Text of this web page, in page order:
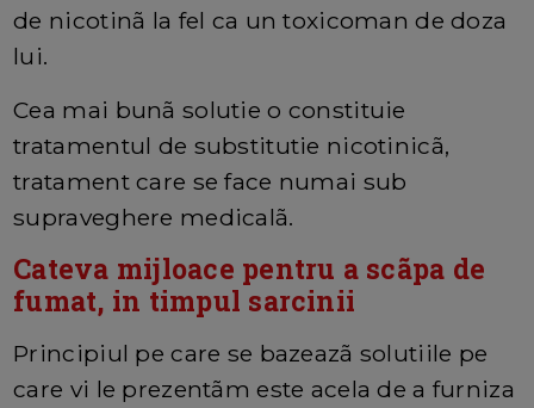
de nicotinã la fel ca un toxicoman de doza
lui.
Cea mai bunã solutie o constituie
tratamentul de substitutie nicotinicã,
tratament care se face numai sub
supraveghere medicalã.
Cateva mijloace pentru a scãpa de
fumat, in timpul sarcinii
Principiul pe care se bazeazã solutiile pe
care vi le prezentãm este acela de a furniza